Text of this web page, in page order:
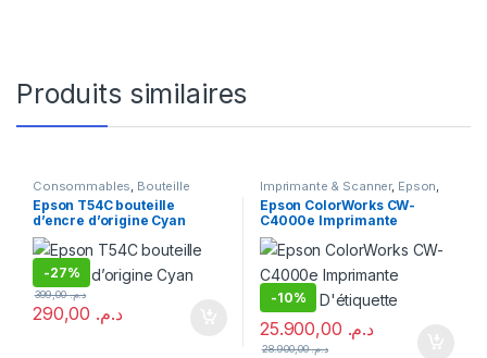
Produits similaires
Consommables Bouteille
d'encre ,Epson Fournitures
d'impression
Epson T54C bouteille
d’encre d’origine Cyan
-27%
د.م.
د.م.399,00
Imprimante & Scanner, Epson
Fournitures d'impression
Imprimante
Epson ColorWorks CW-
C4000e Imprimante
Couleur D’étiquette
-10%
د.م.
د.م.28.900,00